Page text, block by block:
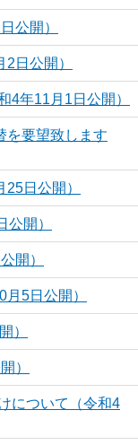
公開）
日公開）
4年11月1日公開）
を要望致します
日公開）
開）
開）
5日公開）
）
）
について（令和4